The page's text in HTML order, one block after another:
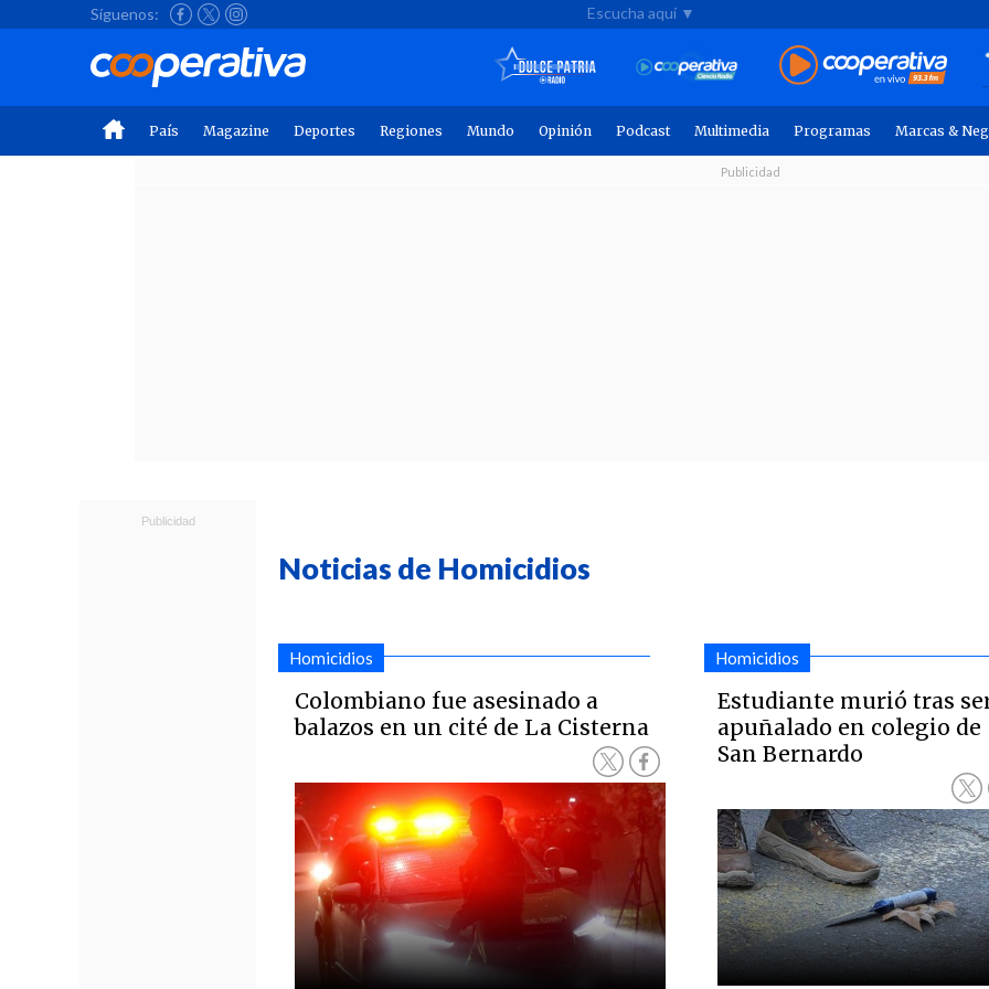
Síguenos: Escucha aquí ▼
País Magazine Deportes Regiones Mundo Opinión Podcast Multimedia Programas Marcas &
Noticias de Homicidios
Homicidios
Colombiano fue asesinado a
balazos en un cité de La Cisterna
Homicidios
Estudiante murió tras
apuñalado en colegio de
San Bernardo